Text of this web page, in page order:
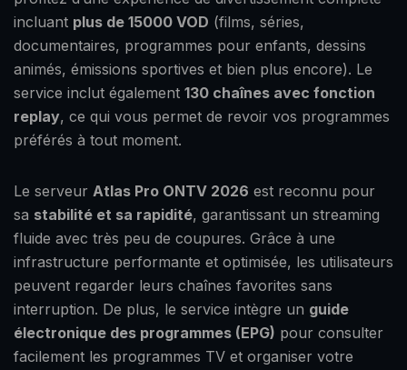
incluant plus de 15000 VOD (films, séries,
documentaires, programmes pour enfants, dessins
animés, émissions sportives et bien plus encore). Le
service inclut également 130 chaînes avec fonction
replay, ce qui vous permet de revoir vos programmes
préférés à tout moment.
Le serveur Atlas Pro ONTV 2026 est reconnu pour
sa stabilité et sa rapidité, garantissant un streaming
fluide avec très peu de coupures. Grâce à une
infrastructure performante et optimisée, les utilisateurs
peuvent regarder leurs chaînes favorites sans
interruption. De plus, le service intègre un guide
électronique des programmes (EPG) pour consulter
facilement les programmes TV et organiser votre